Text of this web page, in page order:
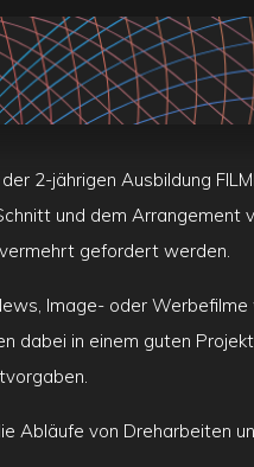
2-jährigen Ausbildung
und dem Arrangement
gefordert werden.
Image- oder
dabei in einem guten
Abläufe von Dreharbeiten